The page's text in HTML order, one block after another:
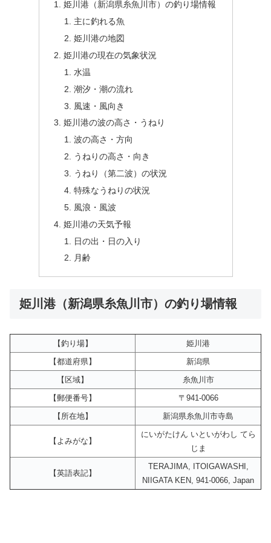
姫川港（新潟県糸魚川市）の釣り場情報
主に釣れる魚
姫川港の地図
姫川港の現在の気象状況
水温
潮汐・潮の流れ
風速・風向き
姫川港の波の高さ・うねり
波の高さ・方向
うねりの高さ・向き
うねり（第二波）の状況
特殊なうねりの状況
風浪・風波
姫川港の天気予報
日の出・日の入り
月齢
姫川港（新潟県糸魚川市）の釣り場情報
【釣り場】
姫川港
【都道府県】
新潟県
【区域】
糸魚川市
【郵便番号】
〒941-0066
【所在地】
新潟県糸魚川市寺島
【よみがな】
にいがたけん いといがわし てら
じま
【英語表記】
TERAJIMA, ITOIGAWASHI,
NIIGATA KEN, 941-0066, Japan